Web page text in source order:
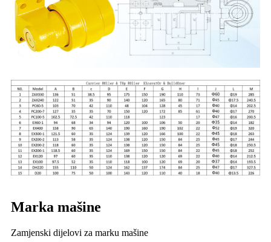
Marka mašine
Zamjenski dijelovi za marku mašine